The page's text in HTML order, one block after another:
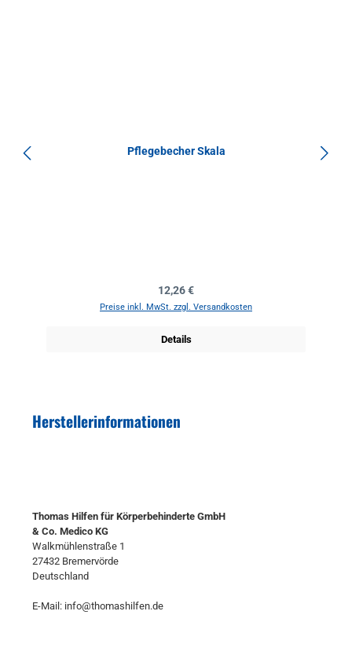
Pflegebecher Skala
Regulärer Preis:
12,26 €
Preise inkl. MwSt. zzgl. Versandkosten
Details
Herstellerinformationen
Thomas Hilfen für Körperbehinderte GmbH
& Co. Medico KG
Walkmühlenstraße 1
27432 Bremervörde
Deutschland
E-Mail: info@thomashilfen.de